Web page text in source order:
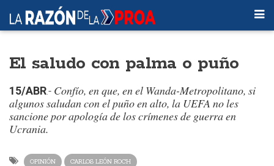
El saludo con palma o puño
15/ABR.- Confío, en que, en el Wanda-Metropolitano, si
algunos saludan con el puño en alto, la UEFA no les
sancione por apología de los crímenes de guerra en
Ucrania.
OPINIÓN CARLOS LEÓN ROCH